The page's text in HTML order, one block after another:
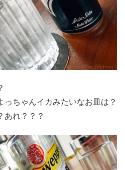
っちゃんイカみたいなお皿は？
れ？？？